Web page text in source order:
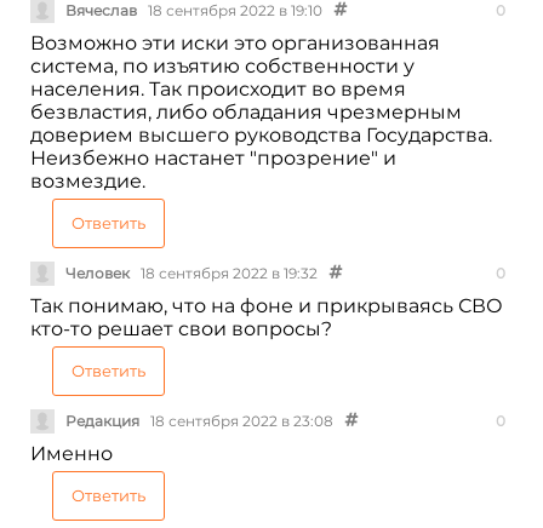
Вячеслав 18 сентября 2022 в 19:10 0
Возможно эти иски это организованная
система, по изъятию собственности у
населения. Так происходит во время
безвластия, либо обладания чрезмерным
доверием высшего руководства Государства.
Неизбежно настанет "прозрение" и
возмездие.
Ответить
Человек 18 сентября 2022 в 19:32 0
Так понимаю, что на фоне и прикрываясь СВО
кто-то решает свои вопросы?
Ответить
Редакция 18 сентября 2022 в 23:08 0
Именно
Ответить